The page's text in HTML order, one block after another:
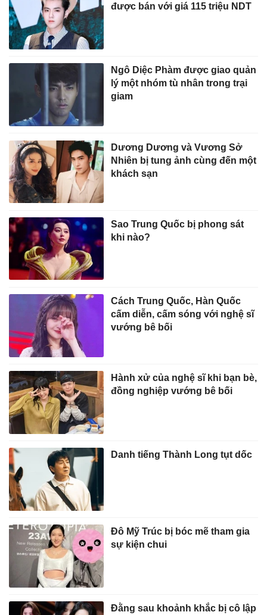
được bán với giá 115 triệu NDT
Ngô Diệc Phàm được giao quản
lý một nhóm tù nhân trong trại
giam
Dương Dương và Vương Sở
Nhiên bị tung ảnh cùng đến một
khách sạn
Sao Trung Quốc bị phong sát
khi nào?
Cách Trung Quốc, Hàn Quốc
cấm diễn, cấm sóng với nghệ sĩ
vướng bê bối
Hành xử của nghệ sĩ khi bạn bè,
đồng nghiệp vướng bê bối
Danh tiếng Thành Long tụt dốc
Đô Mỹ Trúc bị bóc mẽ tham gia
sự kiện chui
Đằng sau khoảnh khắc bị cô lập